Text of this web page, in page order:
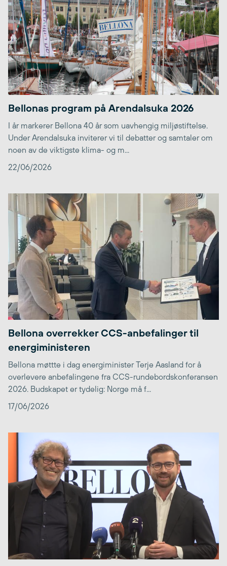
Bellonas program på Arendalsuka 2026
I år markerer Bellona 40 år som uavhengig miljøstiftelse.
Under Arendalsuka inviterer vi til debatter og samtaler om
noen av de viktigste klima- og m...
22/06/2026
Bellona overrekker CCS-anbefalinger til
energiministeren
Bellona møttte i dag energiminister Terje Aasland for å
overlevere anbefalingene fra CCS-rundebordskonferansen
2026. Budskapet er tydelig: Norge må f...
17/06/2026